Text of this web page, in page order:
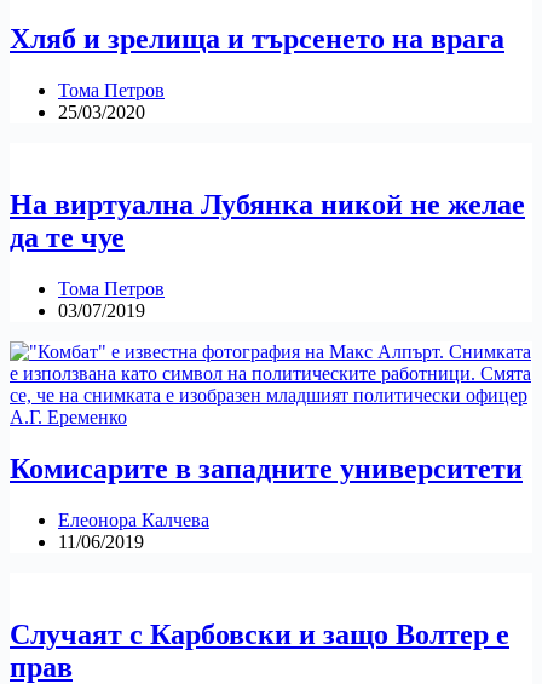
Хляб и зрелища и търсенето на врага
Тома Петров
25/03/2020
На виртуална Лубянка никой не желае
да те чуе
Тома Петров
03/07/2019
Комисарите в западните университети
Елеонора Калчева
11/06/2019
Случаят с Карбовски и защо Волтер е
прав